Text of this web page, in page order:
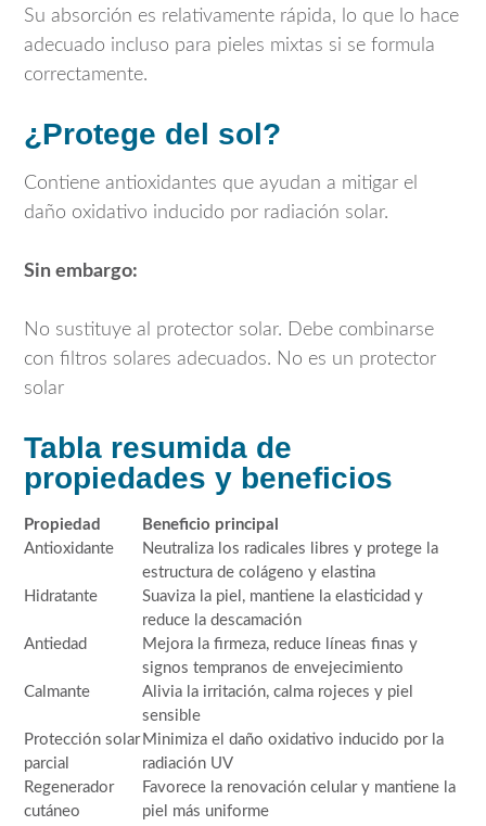
Su absorción es relativamente rápida, lo que lo hace
adecuado incluso para pieles mixtas si se formula
correctamente.
¿Protege del sol?
Contiene antioxidantes que ayudan a mitigar el
daño oxidativo inducido por radiación solar.
Sin embargo:
No sustituye al protector solar. Debe combinarse
con filtros solares adecuados. No es un protector
solar
Tabla resumida de
propiedades y beneficios
Propiedad
Beneficio principal
Antioxidante
Neutraliza los radicales libres y protege la
estructura de colágeno y elastina
Hidratante
Suaviza la piel, mantiene la elasticidad y
reduce la descamación
Antiedad
Mejora la firmeza, reduce líneas finas y
signos tempranos de envejecimiento
Calmante
Alivia la irritación, calma rojeces y piel
sensible
Protección solar
parcial
Minimiza el daño oxidativo inducido por la
radiación UV
Regenerador
cutáneo
Favorece la renovación celular y mantiene la
piel más uniforme